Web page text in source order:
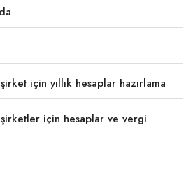
için yıllık hesaplar hazırlama
için hesaplar ve vergi